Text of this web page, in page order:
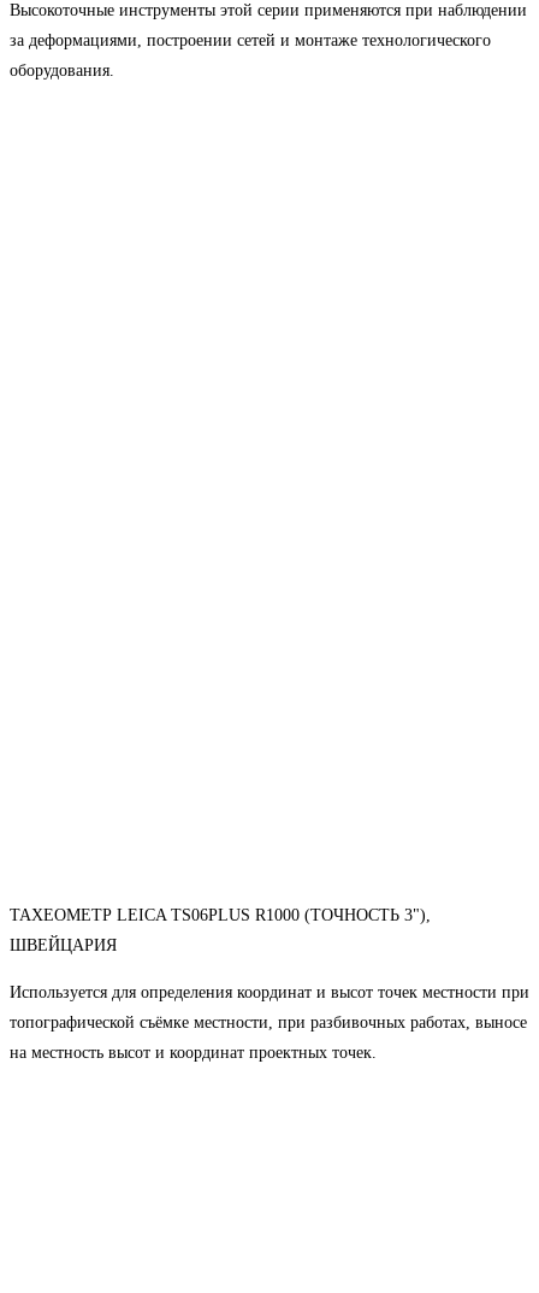
Высокоточные инструменты этой серии применяются при наблюдении
за деформациями, построении сетей и монтаже технологического
оборудования.
ТАХЕОМЕТР LEICA TS06PLUS R1000 (ТОЧНОСТЬ 3"),
ШВЕЙЦАРИЯ
Используется для определения координат и высот точек местности при
топографической съёмке местности, при разбивочных работах, выносе
на местность высот и координат проектных точек.